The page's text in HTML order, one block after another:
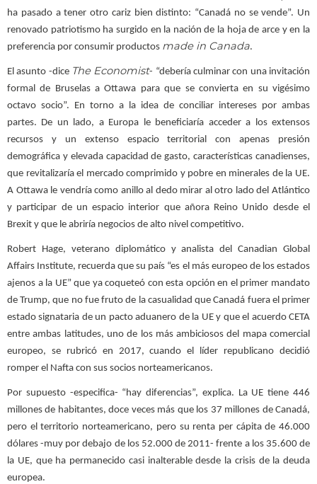
ha pasado a tener otro cariz bien distinto: “Canadá no se vende”. Un
renovado patriotismo ha surgido en la nación de la hoja de arce y en la
preferencia por consumir productos made in Canada.
El asunto -dice The Economist- “debería culminar con una invitación
formal de Bruselas a Ottawa para que se convierta en su vigésimo
octavo socio”. En torno a la idea de conciliar intereses por ambas
partes. De un lado, a Europa le beneficiaría acceder a los extensos
recursos y un extenso espacio territorial con apenas presión
demográfica y elevada capacidad de gasto, características canadienses,
que revitalizaría el mercado comprimido y pobre en minerales de la UE.
A Ottawa le vendría como anillo al dedo mirar al otro lado del Atlántico
y participar de un espacio interior que añora Reino Unido desde el
Brexit y que le abriría negocios de alto nivel competitivo.
Robert Hage, veterano diplomático y analista del Canadian Global
Affairs Institute, recuerda que su país “es el más europeo de los estados
ajenos a la UE” que ya coqueteó con esta opción en el primer mandato
de Trump, que no fue fruto de la casualidad que Canadá fuera el primer
estado signataria de un pacto aduanero de la UE y que el acuerdo CETA
entre ambas latitudes, uno de los más ambiciosos del mapa comercial
europeo, se rubricó en 2017, cuando el líder republicano decidió
romper el Nafta con sus socios norteamericanos.
Por supuesto -especifica- “hay diferencias”, explica. La UE tiene 446
millones de habitantes, doce veces más que los 37 millones de Canadá,
pero el territorio norteamericano, pero su renta per cápita de 46.000
dólares -muy por debajo de los 52.000 de 2011- frente a los 35.600 de
la UE, que ha permanecido casi inalterable desde la crisis de la deuda
europea.